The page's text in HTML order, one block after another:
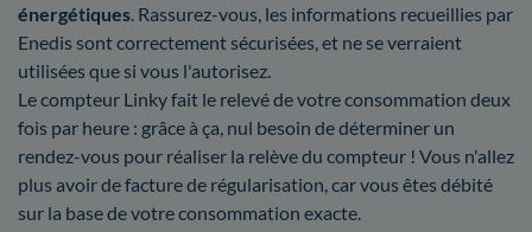
énergétiques . Rassurez-vous, les informations recueillies par
Enedis sont correctement sécurisées, et ne se verraient
utilisées que si vous l'autorisez.
Le compteur Linky fait le relevé de votre consommation deux
fois par heure : grâce à ça, nul besoin de déterminer un
rendez-vous pour réaliser la relève du compteur ! Vous n'allez
plus avoir de facture de régularisation, car vous êtes débité
sur la base de votre consommation exacte.